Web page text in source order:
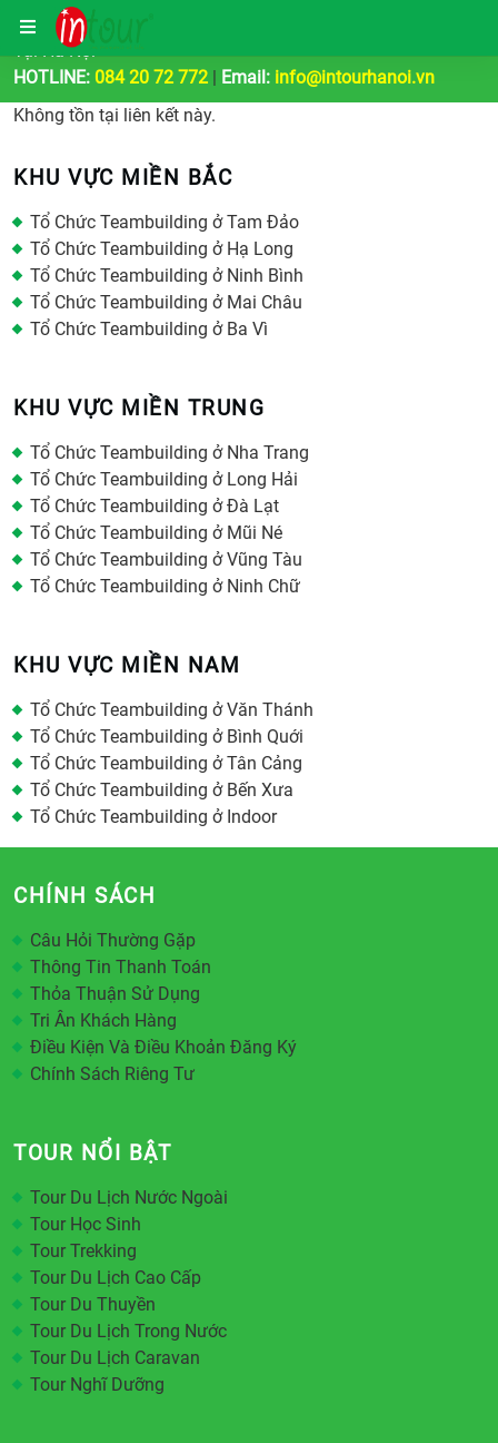
Công Ty Tổ Chức Tour Du Lịch | Teambuilding & Sự Kiện
Tại Hà Nội
HOTLINE: 084 20 72 772 | Email: info@intourhanoi.vn
Không tồn tại liên kết này.
KHU VỰC MIỀN BẮC
Tổ Chức Teambuilding ở Tam Đảo
Tổ Chức Teambuilding ở Hạ Long
Tổ Chức Teambuilding ở Ninh Bình
Tổ Chức Teambuilding ở Mai Châu
Tổ Chức Teambuilding ở Ba Vì
KHU VỰC MIỀN TRUNG
Tổ Chức Teambuilding ở Nha Trang
Tổ Chức Teambuilding ở Long Hải
Tổ Chức Teambuilding ở Đà Lạt
Tổ Chức Teambuilding ở Mũi Né
Tổ Chức Teambuilding ở Vũng Tàu
Tổ Chức Teambuilding ở Ninh Chữ
KHU VỰC MIỀN NAM
Tổ Chức Teambuilding ở Văn Thánh
Tổ Chức Teambuilding ở Bình Quới
Tổ Chức Teambuilding ở Tân Cảng
Tổ Chức Teambuilding ở Bến Xưa
Tổ Chức Teambuilding ở Indoor
CHÍNH SÁCH
Câu Hỏi Thường Gặp
Thông Tin Thanh Toán
Thỏa Thuận Sử Dụng
Tri Ân Khách Hàng
Điều Kiện Và Điều Khoản Đăng Ký
Chính Sách Riêng Tư
TOUR NỔI BẬT
Tour Du Lịch Nước Ngoài
Tour Học Sinh
Tour Trekking
Tour Du Lịch Cao Cấp
Tour Du Thuyền
Tour Du Lịch Trong Nước
Tour Du Lịch Caravan
Tour Nghĩ Dưỡng